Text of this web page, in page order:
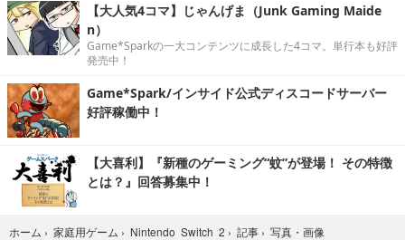
【大人気4コマ】じゃんげま（Junk Gaming Maide
n）
Game*Sparkの一大コンテンツに成長した4コマ。単行本も好評
発売中！
Game*Spark/インサイド公式ディスコードサーバー
好評稼働中！
【大喜利】『新種のゲーミング“蚊”が登場！ その特徴
とは？』回答募集中！
ホーム › 家庭用ゲーム › Nintendo Switch 2 › 記事 › 写真・画像